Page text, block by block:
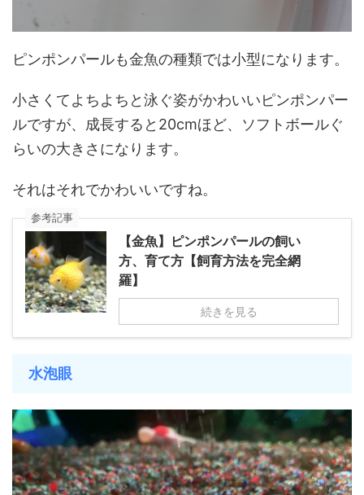
ピンポンパールも金魚の種類では小型になります。
小さくてよちよちと泳ぐ姿がかわいいピンポンパー
ルですが、成長すると20cmほど、ソフトボールぐ
らいの大きさになります。
それはそれでかわいいですね。
参考記事
【金魚】ピンポンパールの飼い
方、育て方【飼育方法を完全網
羅】
続きを見る
水泡眼